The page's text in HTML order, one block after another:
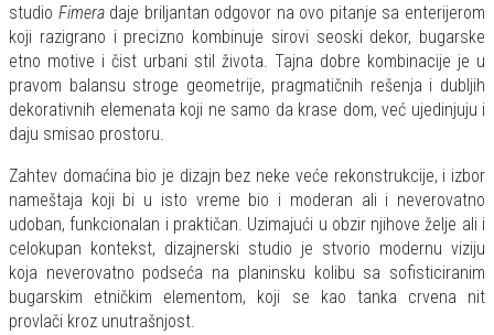
studio Fimeradaje briljantan odgovor na ovo pitanje sa enterijerom
koji razigrano i precizno kombinuje sirovi seoski dekor, bugarske
etno motive i čist urbani stil života. Tajna dobre kombinacije je u
pravom balansu stroge geometrije, pragmatičnih rešenja i dubljih
dekorativnih elemenata koji ne samo da krase dom, već ujedinjuju i
daju smisao prostoru.
Zahtev domaćina bio je dizajn bez neke veće rekonstrukcije, i izbor
nameštaja koji bi u isto vreme bio i moderan ali i neverovatno
udoban, funkcionalan i praktičan. Uzimajući u obzir njihove želje ali i
celokupan kontekst, dizajnerski studio je stvorio modernu viziju
koja neverovatno podseća na planinsku kolibu sa sofisticiranim
bugarskim etničkim elementom, koji se kao tanka crvena nit
provlači kroz unutrašnjost.